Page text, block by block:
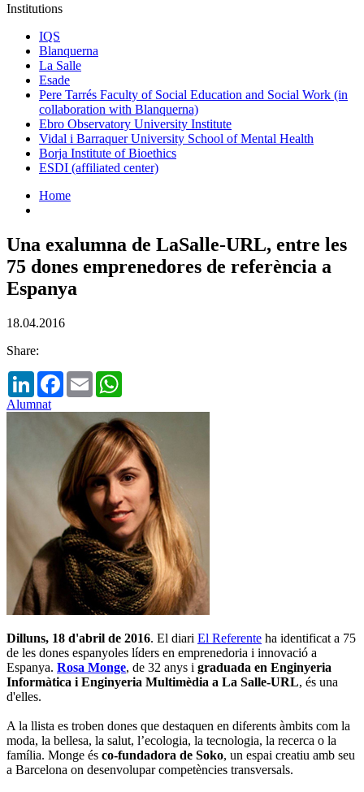
Institutions
IQS
Blanquerna
La Salle
Esade
Pere Tarrés Faculty of Social Education and Social Work (in
collaboration with Blanquerna)
Ebro Observatory University Institute
Vidal i Barraquer University School of Mental Health
Borja Institute of Bioethics
ESDI (affiliated center)
Home
Una exalumna de LaSalle-URL, entre les
75 dones emprenedores de referència a
Espanya
18.04.2016
Share:
LinkedInFacebook
Email
Alumnat
Dilluns, 18 d'abril de 2016. El diari El Referente ha identificat a 75
de les dones espanyoles líders en emprenedoria i innovació a
Espanya. Rosa Monge, de 32 anys i graduada en Enginyeria
Informàtica i Enginyeria Multimèdia a La Salle-URL, és una
d'elles.
A la llista es troben dones que destaquen en diferents àmbits com la
moda, la bellesa, la salut, l’ecologia, la tecnologia, la recerca o la
família. Monge és co-fundadora de Soko, un espai creatiu amb seu
a Barcelona on desenvolupar competències transversals.